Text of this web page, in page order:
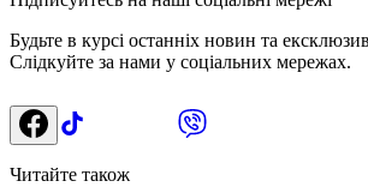
Будьте в курсі останніх новин та
Слідкуйте за нами у соціальних мережах.
Читайте також